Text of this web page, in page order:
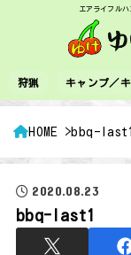
エアライフル
狩猟 キャンプ／
HOME bbq-last1
2020.08.23
bbq-last1